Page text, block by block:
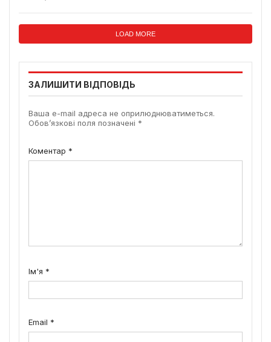
LOAD MORE
ЗАЛИШИТИ ВІДПОВІДЬ
Ваша e-mail адреса не оприлюднюватиметься.
Обов’язкові поля позначені *
Коментар *
Ім'я *
Email *